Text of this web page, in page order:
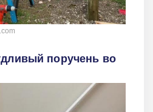
поручень во